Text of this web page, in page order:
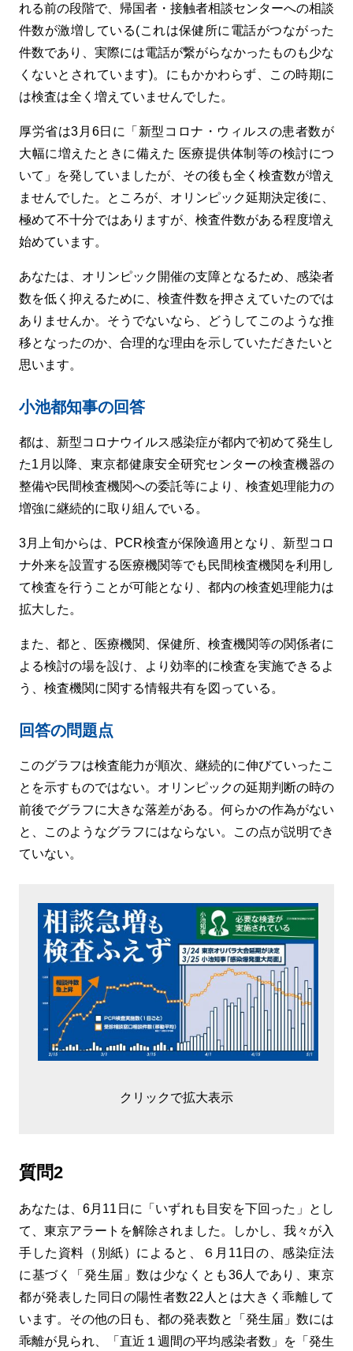
れる前の段階で、帰国者・接触者相談センターへの相談
件数が激増している(これは保健所に電話がつながった
件数であり、実際には電話が繋がらなかったものも少な
くないとされています)。にもかかわらず、この時期に
は検査は全く増えていませんでした。
厚労省は3月6日に「新型コロナ・ウィルスの患者数が
大幅に増えたときに備えた 医療提供体制等の検討につ
いて」を発していましたが、その後も全く検査数が増え
ませんでした。ところが、オリンピック延期決定後に、
極めて不十分ではありますが、検査件数がある程度増え
始めています。
あなたは、オリンピック開催の支障となるため、感染者
数を低く抑えるために、検査件数を押さえていたのでは
ありませんか。そうでないなら、どうしてこのような推
移となったのか、合理的な理由を示していただきたいと
思います。
小池都知事の回答
都は、新型コロナウイルス感染症が都内で初めて発生し
た1月以降、東京都健康安全研究センターの検査機器の
整備や民間検査機関への委託等により、検査処理能力の
増強に継続的に取り組んでいる。
3月上旬からは、PCR検査が保険適用となり、新型コロ
ナ外来を設置する医療機関等でも民間検査機関を利用し
て検査を行うことが可能となり、都内の検査処理能力は
拡大した。
また、都と、医療機関、保健所、検査機関等の関係者に
よる検討の場を設け、より効率的に検査を実施できるよ
う、検査機関に関する情報共有を図っている。
回答の問題点
このグラフは検査能力が順次、継続的に伸びていったこ
とを示すものではない。オリンピックの延期判断の時の
前後でグラフに大きな落差がある。何らかの作為がない
と、このようなグラフにはならない。この点が説明でき
ていない。
クリックで拡大表示
質問2
あなたは、6月11日に「いずれも目安を下回った」とし
て、東京アラートを解除されました。しかし、我々が入
手した資料（別紙）によると、６月11日の、感染症法
に基づく「発生届」数は少なくとも36人であり、東京
都が発表した同日の陽性者数22人とは大きく乖離して
います。その他の日も、都の発表数と「発生届」数には
乖離が見られ、「直近１週間の平均感染者数」を「発生